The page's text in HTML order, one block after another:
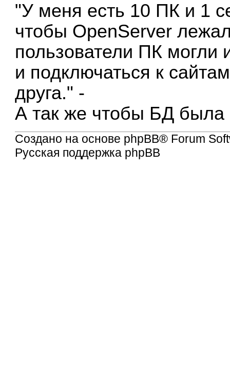
"У меня есть 10 ПК и 1
чтобы OpenServer
пользователи ПК могли
и подключаться к
друга." -
А так же чтобы БД
Создано на основе phpBB® Forum
Русская поддержка phpBB